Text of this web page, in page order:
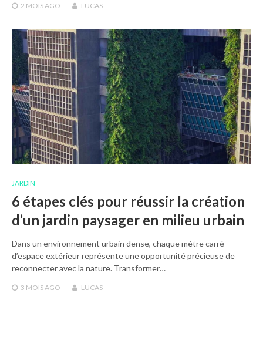
2 MOIS AGO LUCAS
JARDIN
6 étapes clés pour réussir la création
d’un jardin paysager en milieu urbain
Dans un environnement urbain dense, chaque mètre carré
d’espace extérieur représente une opportunité précieuse de
reconnecter avec la nature. Transformer…
3 MOIS AGO LUCAS